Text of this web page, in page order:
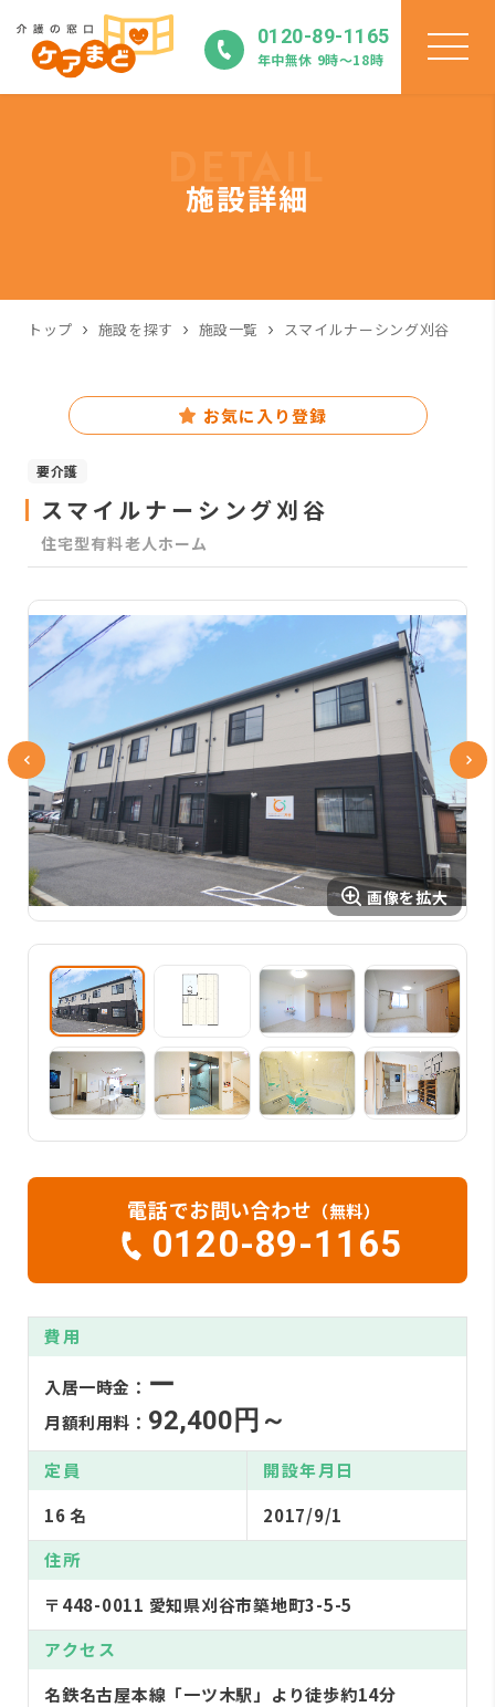
0120-89-1165
年中無休 9時〜18時
施設詳細
トップ 施設を探す 施設一覧 スマイルナーシング刈谷
お気に入り登録
要介護
スマイルナーシング刈谷
住宅型有料老人ホーム
電話でお問い合わせ （無料）
0120-89-1165
費用
入居一時金： ー
月額利用料： 92,400円～
定員
16 名
開設年月日
2017/9/1
住所
〒448-0011 愛知県刈谷市築地町3-5-5
アクセス
名鉄名古屋本線「一ツ木駅」より徒歩約14分